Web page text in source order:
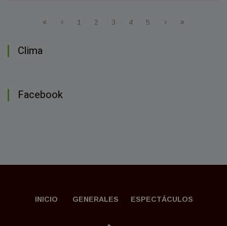
1 2 3 4 5
Clima
Facebook
INICIO GENERALES ESPECTÁCULOS